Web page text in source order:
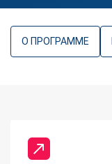
О ПРОГРАММЕ